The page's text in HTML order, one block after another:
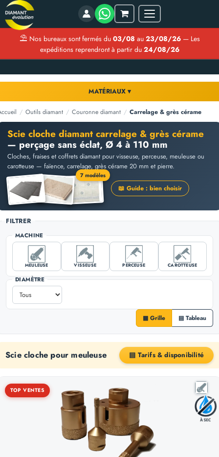
Mon
panier
Menu
⛱ Nos bureaux sont fermés du 03/08 au 23/08/26— Les
expéditions reprendront à partir du 24/08/26
MATÉRIAUX ▾
/ Outils diamant / Couronne diamant / Carrelage & grès cérame
Scie cloche diamant carrelage & grès cérame
— perçage sans éclat, Ø 4 à 110 mm
Cloches, fraises et coffrets diamant pour visseuse, perceuse, meuleuse ou
carotteuse — faïence, carrelage, grès cérame 20 mm et pierre.
7 modèles
📖 Guide : bien choisir
FILTRER
MACHINE
MEULEUSE VISSEUSE PERCEUSE CAROTTEUSE
DIAMÈTRE
▦ Grille ▤ Tableau
Scie cloche pour meuleuse ▤ Tarifs & disponibilité
TOP VENTES